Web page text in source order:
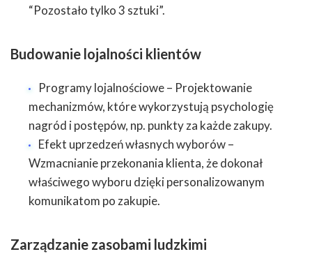
“Pozostało tylko 3 sztuki”.
Budowanie lojalności klientów
Programy lojalnościowe – Projektowanie
mechanizmów, które wykorzystują psychologię
nagród i postępów, np. punkty za każde zakupy.
Efekt uprzedzeń własnych wyborów –
Wzmacnianie przekonania klienta, że dokonał
właściwego wyboru dzięki personalizowanym
komunikatom po zakupie.
Zarządzanie zasobami ludzkimi